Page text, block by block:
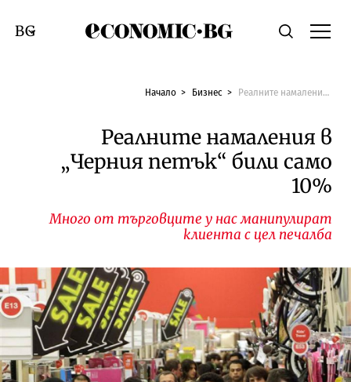
Economic.bgТърсене
Смяна на език
Начало Бизнес Реалните намаления в „Черния петък“ били само 10%
Реалните намаления в
„Черния петък“ били само
10%
Много от търговците у нас манипулират
клиента с цел печалба